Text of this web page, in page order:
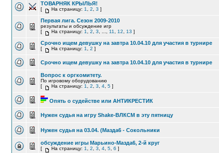
ТОВАРНЯК КРЫЛЬЯ!
[ На страницу: 1 2 3 ]
Первая лига. Сезон 2009-2010
результаты и обсуждение игр
[
На страницу: 1 2 3 11 12 13 ]
Срочно ищем девушку на завтра 10.04.10 для участия в турнире
[ На страницу: 1 2 ]
Срочно ищем девушку на завтра 10.04.10 для участия в турнире
Вопрос к оргкомитету.
По игровому оборудованию
[
На страницу: 1 2 3 4 5 ]
Опять о судействе или АНТИКРЕСТИК
Нужен судья на игру Shake-ВЛКСМ в эту пятницу
Нужен судья на 03.04. (Мазда6 - Сокольники
обсуждение игры Марьино-Мазда6, 2-й круг
[ На страницу: 1 2 3 4 5 6 ]